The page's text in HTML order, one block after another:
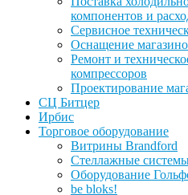
компонентов и
Сервисное
Оснащение
Ремонт и
компрессоров
Проектирование
СЦ Битцер
Ирбис
Торговое оборудование
Витрины Brandford
Стеллажные
Оборудование
be bloks!